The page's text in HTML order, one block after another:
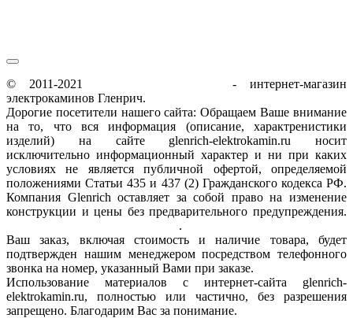
© 2011-2021
- интернет-магазин
электрокаминов Гленрич.
Дорогие посетители нашего сайта: Обращаем Ваше внимание
на то, что вся информация (описание, характренистики
изделий) на сайте glenrich-elektrokamin.ru носит
исключительно информационный характер и ни при каких
условиях не является публичной офертой, определяемой
положениями Статьи 435 и 437 (2) Гражданского кодекса РФ.
Компания Glenrich оставляет за собой право на изменение
конструкции и цены без предварительного предупреждения.
.
Ваш заказ, включая стоимость и наличие товара, будет
подтвержден нашим менеджером посредством телефонного
звонка на номер, указанный Вами при заказе.
Использование материалов с интернет-сайта glenrich-
elektrokamin.ru, полностью или частично, без разрешения
запрещено. Благодарим Вас за понимание.